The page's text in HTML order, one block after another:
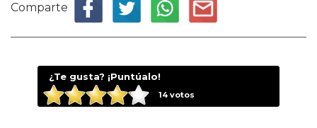
Comparte
¿Te gusta? ¡Puntúalo!
14votos